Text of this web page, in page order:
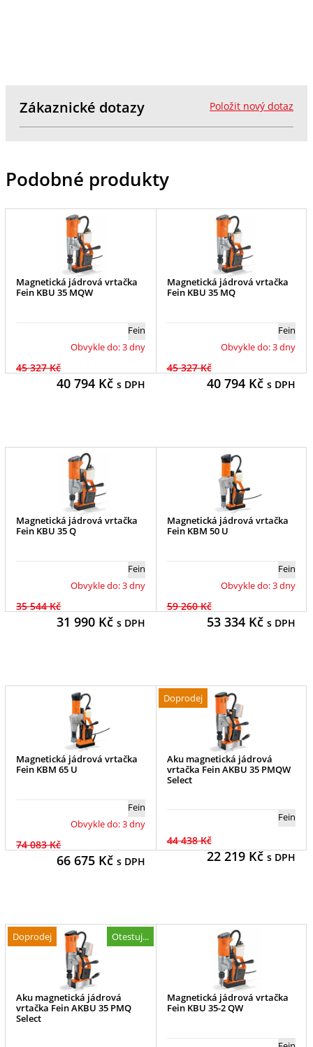
Položit nový dotaz
Zákaznické dotazy
Podobné produkty
Magnetická jádrová vrtačka
Fein KBU 35 MQW
Fein
Obvykle do: 3 dny
45 327 Kč
40 794Kč s DPH
Magnetická jádrová vrtačka
Fein KBU 35 MQ
Fein
Obvykle do: 3 dny
45 327 Kč
40 794Kč s DPH
Magnetická jádrová vrtačka
Fein KBU 35 Q
Fein
Obvykle do: 3 dny
35 544 Kč
31 990Kč s DPH
Magnetická jádrová vrtačka
Fein KBM 50 U
Fein
Obvykle do: 3 dny
59 260 Kč
53 334Kč s DPH
Magnetická jádrová vrtačka
Fein KBM 65 U
Fein
Obvykle do: 3 dny
74 083 Kč
66 675Kč s DPH
Doprodej
Aku magnetická jádrová
vrtačka Fein AKBU 35 PMQW
Select
Fein
44 438 Kč
22 219Kčs DPH
Doprodej Otestuj...
Aku magnetická jádrová
vrtačka Fein AKBU 35 PMQ
Select
Magnetická jádrová vrtačka
Fein KBU 35-2 QW